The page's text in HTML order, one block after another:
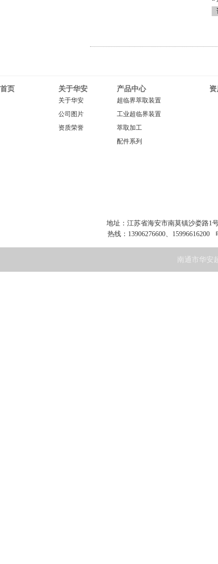
首页 关于华安
关于华安
公司图片
资质荣誉
产品中心
超临界萃取装置
工业超临界装置
萃取加工
配件系列
地址：江苏省海安市南莫镇沙娄路1
热线：13906276600、15996616200
南通市华